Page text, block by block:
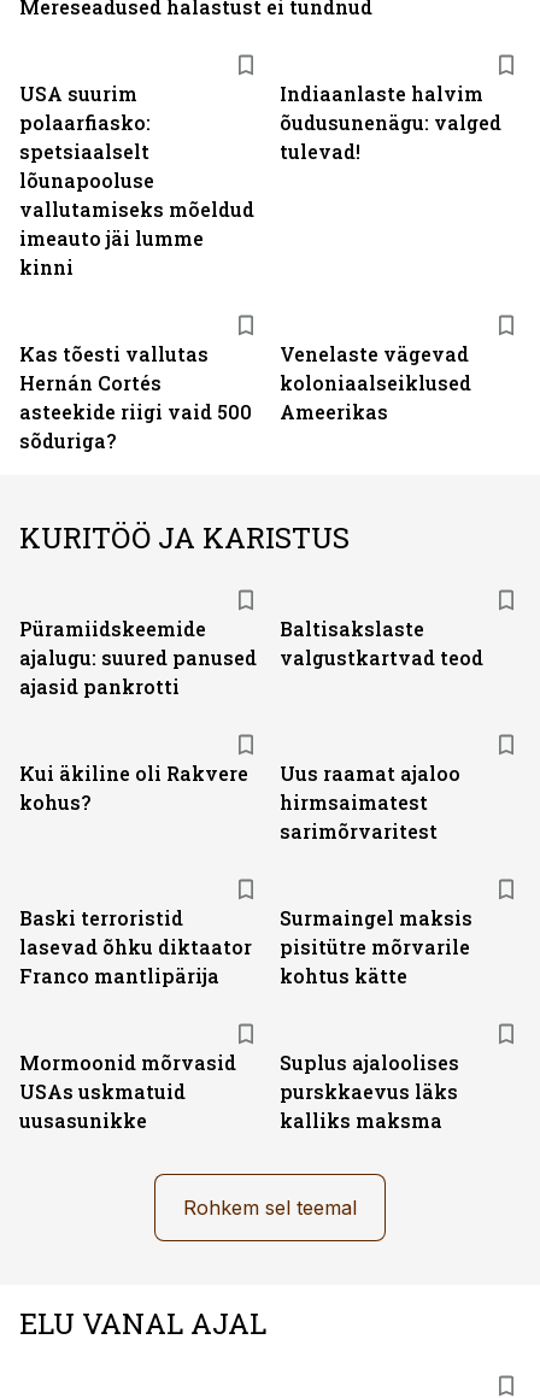
USA suurim
polaarfiasko:
spetsiaalselt
lõunapooluse
vallutamiseks mõeldud
imeauto jäi lumme
kinni
Indiaanlaste halvim
õudusunenägu: valged
tulevad!
Kas tõesti vallutas
Hernán Cortés
asteekide riigi vaid 500
sõduriga?
Venelaste vägevad
koloniaalseiklused
Ameerikas
Mereseadused halastust ei tundnud
KURITÖÖ JA KARISTUS
Püramiidskeemide
ajalugu: suured panused
ajasid pankrotti
Baltisakslaste
valgustkartvad teod
Kui äkiline oli Rakvere
kohus?
Uus raamat ajaloo
hirmsaimatest
sarimõrvaritest
Baski terroristid
lasevad õhku diktaator
Franco mantlipärija
Surmaingel maksis
pisitütre mõrvarile
kohtus kätte
Mormoonid mõrvasid
USAs uskmatuid
uusasunikke
Suplus ajaloolises
purskkaevus läks
kalliks maksma
Rohkem sel teemal
ELU VANAL AJAL